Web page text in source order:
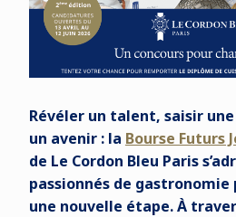
Révéler un talent, saisir
un avenir : la Bourse Futurs
de Le Cordon Bleu Paris
passionnés de
une nouvelle étape. À